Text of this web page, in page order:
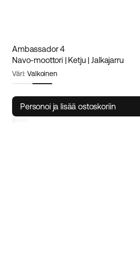
Ambassador 4
Navo-moottori | Ketju | Jalkajarru
Väri:Valkoinen
S M/L XL
Personoi ja lisää ostoskoriin